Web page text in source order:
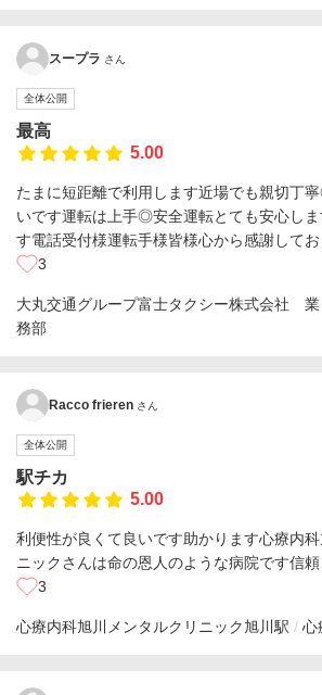
スープラ さん
全体公開
最高
5.00
たまに短距離で利用します近場でも親切丁
いです運転は上手◎安全運転とても安心しま
す電話受付様運転手様皆様心から感謝して
3
大丸交通グループ富士タクシー株式会社 業
務部
Racco frieren さん
全体公開
駅チカ
5.00
利便性が良くて良いです助かります心療内
ニックさんは命の恩人のような病院です信
3
心療内科旭川メンタルクリニック旭川駅 心